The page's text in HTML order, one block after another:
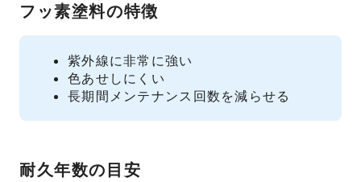
フッ素塗料の特徴
紫外線に非常に強い
色あせしにくい
長期間メンテナンス回数を減らせる
耐久年数の目安